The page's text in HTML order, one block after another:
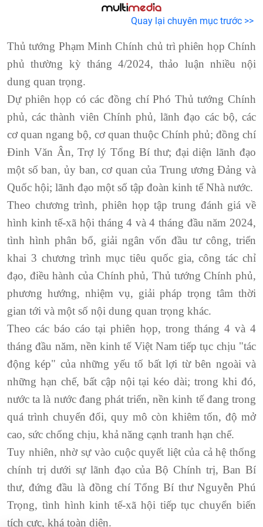
Quay lại chuyên mục trước >>
Thủ tướng Phạm Minh Chính chủ trì phiên họp Chính
phủ thường kỳ tháng 4/2024, thảo luận nhiều nội
dung quan trọng.
Dự phiên họp có các đồng chí Phó Thủ tướng Chính
phủ, các thành viên Chính phủ, lãnh đạo các bộ, các
cơ quan ngang bộ, cơ quan thuộc Chính phủ; đồng chí
Đinh Văn Ân, Trợ lý Tổng Bí thư; đại diện lãnh đạo
một số ban, ủy ban, cơ quan của Trung ương Đảng và
Quốc hội; lãnh đạo một số tập đoàn kinh tế Nhà nước.
Theo chương trình, phiên họp tập trung đánh giá về
hình kinh tế-xã hội tháng 4 và 4 tháng đầu năm 2024,
tình hình phân bổ, giải ngân vốn đầu tư công, triển
khai 3 chương trình mục tiêu quốc gia, công tác chỉ
đạo, điều hành của Chính phủ, Thủ tướng Chính phủ,
phương hướng, nhiệm vụ, giải pháp trọng tâm thời
gian tới và một số nội dung quan trọng khác.
Theo các báo cáo tại phiên họp, trong tháng 4 và 4
tháng đầu năm, nền kinh tế Việt Nam tiếp tục chịu "tác
động kép" của những yếu tố bất lợi từ bên ngoài và
những hạn chế, bất cập nội tại kéo dài; trong khi đó,
nước ta là nước đang phát triển, nền kinh tế đang trong
quá trình chuyển đổi, quy mô còn khiêm tốn, độ mở
cao, sức chống chịu, khả năng cạnh tranh hạn chế.
Tuy nhiên, nhờ sự vào cuộc quyết liệt của cả hệ thống
chính trị dưới sự lãnh đạo của Bộ Chính trị, Ban Bí
thư, đứng đầu là đồng chí Tổng Bí thư Nguyễn Phú
Trọng, tình hình kinh tế-xã hội tiếp tục chuyển biến
tích cực, khá toàn diện.